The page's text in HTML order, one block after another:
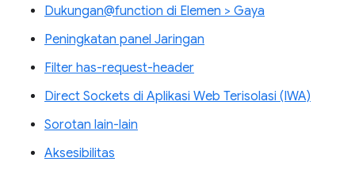
Dukungan@function di Elemen > Gaya
Peningkatan panel Jaringan
Filter has-request-header
Direct Sockets di Aplikasi Web Terisolasi (IWA)
Sorotan lain-lain
Aksesibilitas